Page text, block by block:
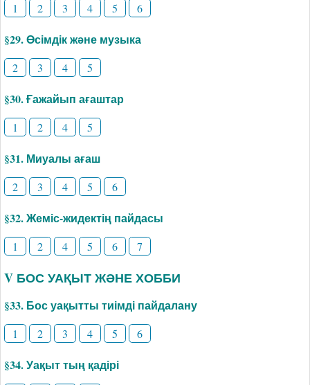
1 2 3 4 5 6
§29. Өсімдік және музыка
2 3 4 5
§30. Ғажайып ағаштар
1 2 4 5
§31. Миуалы ағаш
2 3 4 5 6
§32. Жеміс-жидектің пайдасы
1 2 4 5 6 7
V БОС УАҚЫТ ЖӘНЕ ХОББИ
§33. Бос уақытты тиімді пайдалану
1 2 3 4 5 6
§34. Уақыт тың қадірі